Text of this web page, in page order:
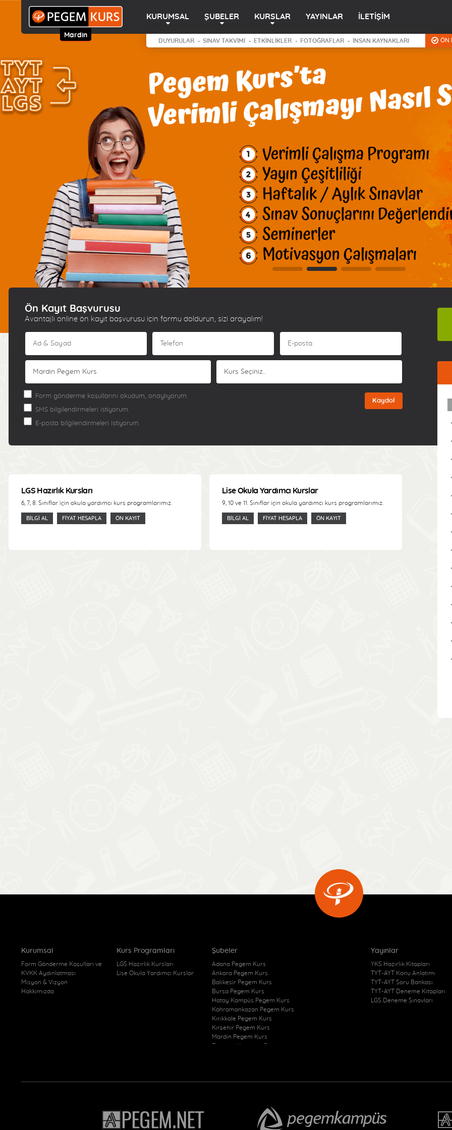
Mardin
KURUMSAL ŞUBELER KURSLAR YAYINLAR İLETİŞİM
DUYURULAR SINAV TAKVİMİ ETKİNLİKLER FOTOĞRAFLAR İNSAN KAYNAKLARI ÖN
Ön Kayıt Başvurusu
Avantajlı online ön kayıt başvurusu için formu doldurun, sizi arayalım!
Kaydol
Form gönderme koşullarını okudum, onaylıyorum.
SMS bilgilendirmeleri istiyorum.
E-posta bilgilendirmeleri istiyorum.
LGS Hazırlık Kursları
6, 7, 8. Sınıflar için okula yardımcı kurs programlarımız.
BILGI AL FIYAT HESAPLA ÖN KAYIT
Lise Okula Yardımcı Kurslar
9, 10 ve 11. Sınıflar için okula yardımcı kurs programlarımız.
BILGI AL FIYAT HESAPLA ÖN KAYIT
Kurumsal
Form Gönderme Koşulları ve
KVKK Aydınlatması
Misyon & Vizyon
Hakkımızda
Kurs Programları
LGS Hazırlık Kursları
Lise Okula Yardımcı Kurslar
Şubeler
Adana Pegem Kurs
Ankara Pegem Kurs
Balıkesir Pegem Kurs
Bursa Pegem Kurs
Hatay Kampüs Pegem Kurs
Kahramankazan Pegem Kurs
Kırıkkale Pegem Kurs
Kırşehir Pegem Kurs
Mardin Pegem Kurs
Trabzon Akçaabat Pegem
Yozgat Sorgun Pegem Kurs
Yayınlar
YKS Hazırlık Kitapları
TYT-AYT Konu Anlatımı
TYT-AYT Soru Bankası
TYT-AYT Deneme Kitapları
LGS Deneme Sınavları